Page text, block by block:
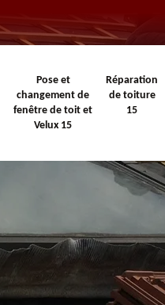
Pose et
changement de
fenêtre de toit et
Velux 15
Réparation
de toiture
15